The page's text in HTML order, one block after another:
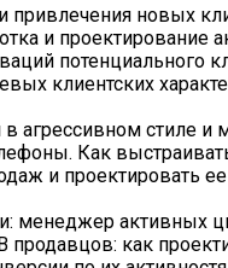
привлечения новых
и проектирование
потенциального
клиентских
агрессивном стиле и
Как
и проектировать
менеджер активных
как